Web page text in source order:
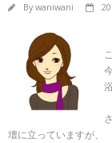
Bywaniwani
壇に立っていますが、